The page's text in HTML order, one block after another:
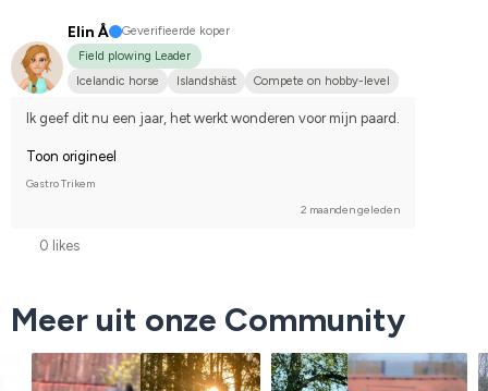
Elin Å
Geverifieerde koper
Field plowing Leader
Icelandic horse
Islandshäst Compete on hobby-level
Ik geef dit nu een jaar, het werkt wonderen voor mijn paard.
Toon origineel
Gastro Trikem
2 maanden geleden
0 likes
Meer uit onze Community